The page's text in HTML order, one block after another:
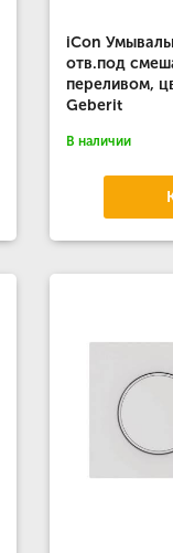
iCon
отв.под
переливом,
Geberit
В наличии